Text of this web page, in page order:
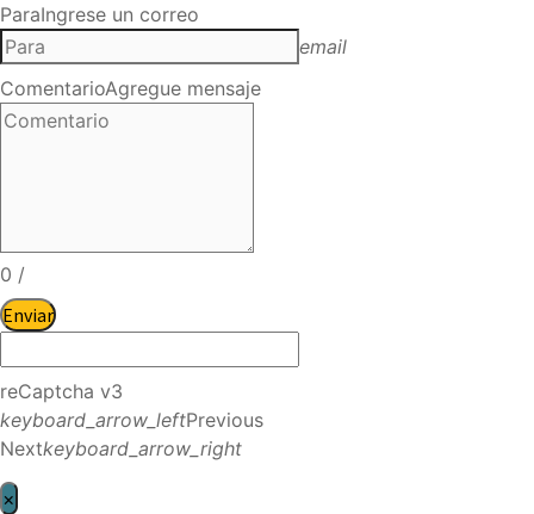
ParaIngrese un correo
email
ComentarioAgregue mensaje
0 /
Enviar
reCaptcha v3
keyboard_arrow_leftPrevious
Nextkeyboard_arrow_right
×